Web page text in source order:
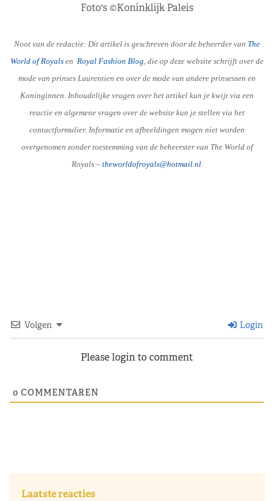
Foto's ©Koninklijk Paleis
Noot van de redactie: Dit artikel is geschreven door de beheerder van The
World of Royals en Royal Fashion Blog , die op deze website schrijft over de
mode van prinses Laurentien en over de mode van andere prinsessen en
Koninginnen. Inhoudelijke vragen over het artikel kun je kwijt via een
reactie en algemene vragen over de website kun je stellen via het
contactformulier. Informatie en afbeeldingen mogen niet worden
overgenomen zonder toestemming van de beheerster van The World of
Royals – theworldofroyals@hotmail.nl.
Volgen Login
Please login to comment
0 COMMENTAREN
Laatste reacties